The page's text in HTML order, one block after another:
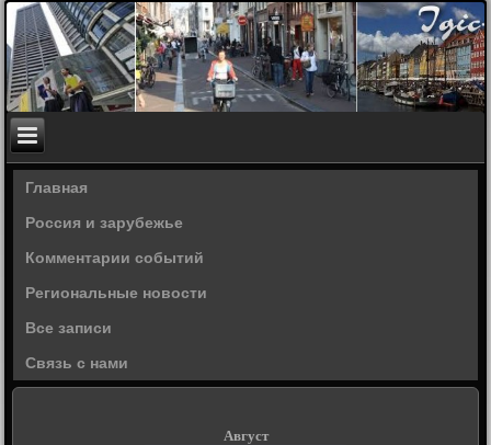
Главная
Россия и зарубежье
Комментарии событий
Региональные новости
Все записи
Связь с нами
Август